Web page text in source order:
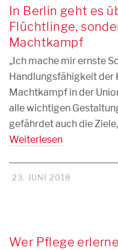
In Berlin geht es
Flüchtlinge,
Machtkampf
„Ich mache mir ernste
Handlungsfähigkeit der
Machtkampf in der
alle wichtigen
gefährdet auch die
Weiterlesen
23. JUNI 2018
Wer Pflege